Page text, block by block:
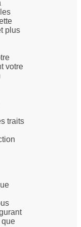
plus
votre
traits
que